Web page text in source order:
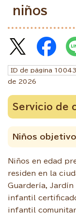
niños
ID de página
de 2026
Servicio de
Niños objetivo
Niños en edad
residen en la
Guardería,
infantil
infantil